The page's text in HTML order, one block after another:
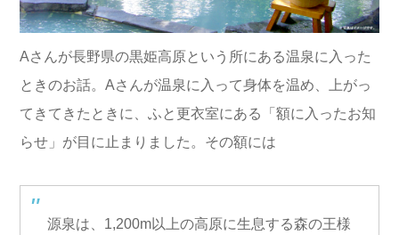
Aさんが長野県の黒姫高原という所にある温泉に入った
ときのお話。Aさんが温泉に入って身体を温め、上がっ
てきてきたときに、ふと更衣室にある「額に入ったお知
らせ」が目に止まりました。その額には
源泉は、1,200m以上の高原に生息する森の王様